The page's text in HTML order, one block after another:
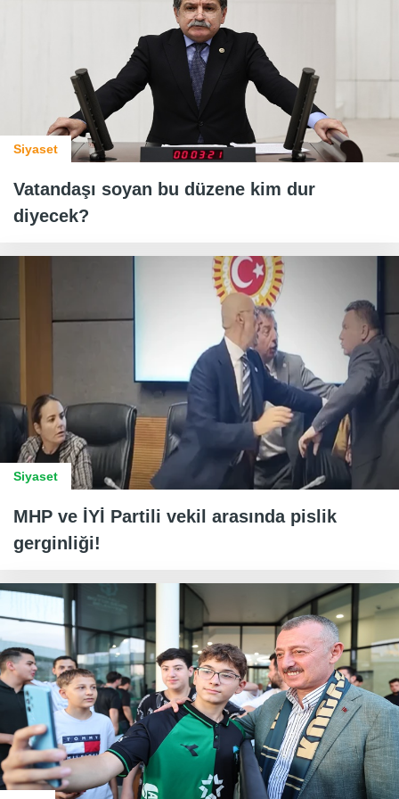
Siyaset
Vatandaşı soyan bu düzene kim dur
diyecek?
Siyaset
MHP ve İYİ Partili vekil arasında pislik
gerginliği!